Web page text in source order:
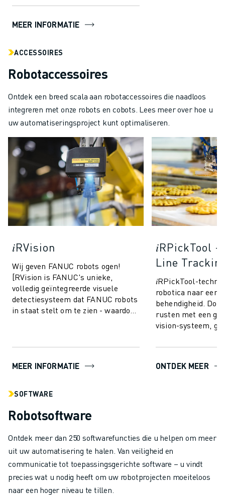
maakindustri...
MEER INFORMATIE
ACCESSOIRES
Robotaccessoires
Ontdek een breed scala aan robotaccessoires die naadloos
integreren met onze robots en cobots. Lees meer over hoe u
uw automatiseringsproject kunt optimaliseren.
𝑖RVision
Wij geven FANUC robots ogen!
[RVision is FANUC's unieke,
volledig geïntegreerde visuele
detectiesysteem dat FANUC robots
in staat stelt om te zien - waardoor
MEER INFORMATIE
𝑖RPickTool -
Line
𝑖RPickTool-
robotica naar een
behendigheid.
rusten met een
vision-systeem,
vergelijkba...
ONTDEK MEER
SOFTWARE
Robotsoftware
Ontdek meer dan 250 softwarefuncties die u helpen om meer
uit uw automatisering te halen. Van veiligheid en
communicatie tot toepassingsgerichte software – u vindt
precies wat u nodig heeft om uw robotprojecten moeiteloos
naar een hoger niveau te tillen.